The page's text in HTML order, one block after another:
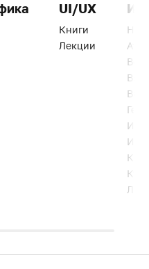
UI/UX
Книги
Лекции
Веб